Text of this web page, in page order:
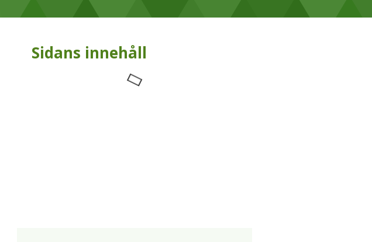
Sidans innehåll